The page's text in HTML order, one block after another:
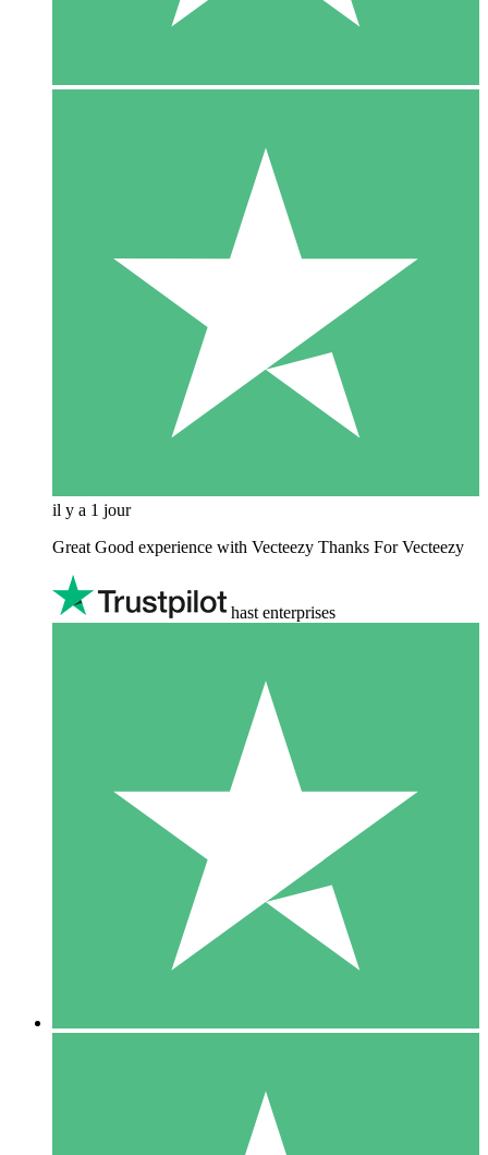
il y a 1 jour
Great Good experience with Vecteezy Thanks For Vecteezy
hast enterprises